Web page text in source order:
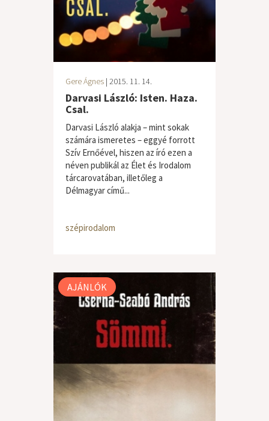
Gere Ágnes | 2015. 11. 14.
Darvasi László: Isten. Haza.
Csal.
Darvasi László alakja – mint sokak
számára ismeretes – eggyé forrott
Szív Ernőével, hiszen az író ezen a
néven publikál az Élet és Irodalom
tárcarovatában, illetőleg a
Délmagyar című...
szépirodalom
AJÁNLÓK